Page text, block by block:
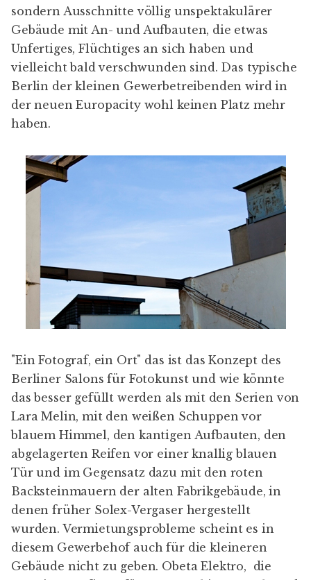
sondern Ausschnitte völlig unspektakulärer
Gebäude mit An- und Aufbauten, die etwas
Unfertiges, Flüchtiges an sich haben und
vielleicht bald verschwunden sind. Das typische
Berlin der kleinen Gewerbetreibenden wird in
der neuen Europacity wohl keinen Platz mehr
haben.
"Ein Fotograf, ein Ort" das ist das Konzept des
Berliner Salons für Fotokunstund wie könnte
das besser gefüllt werden als mit den Serien von
Lara Melin, mit den weißen Schuppen vor
blauem Himmel, den kantigen Aufbauten, den
abgelagerten Reifen vor einer knallig blauen
Tür und im Gegensatz dazu mit den roten
Backsteinmauern der alten Fabrikgebäude, in
denen früher Solex-Vergaser hergestellt
wurden. Vermietungsprobleme scheint es in
diesem Gewerbehof auch für die kleineren
Gebäude nicht zu geben. Obeta Elektro, die